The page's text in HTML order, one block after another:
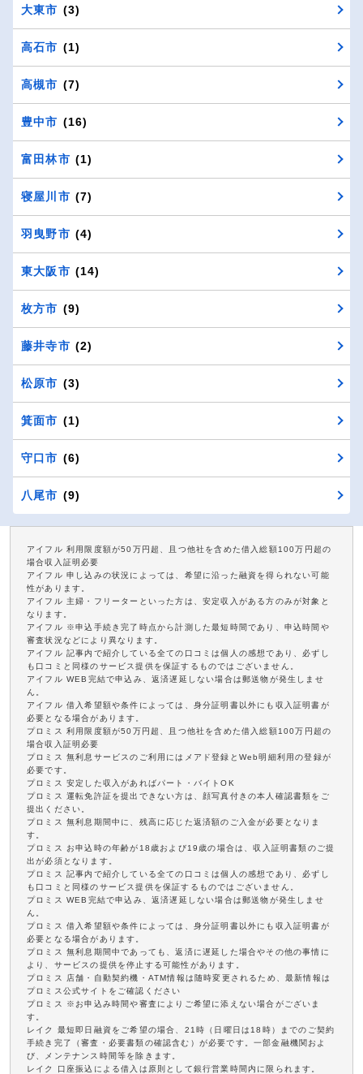
大東市 (3)
高石市 (1)
高槻市 (7)
豊中市 (16)
富田林市 (1)
寝屋川市 (7)
羽曳野市 (4)
東大阪市 (14)
枚方市 (9)
藤井寺市 (2)
松原市 (3)
箕面市 (1)
守口市 (6)
八尾市 (9)
アイフル 利用限度額が50万円超、且つ他社を含めた借入総額100万円超の
場合収入証明必要
アイフル 申し込みの状況によっては、希望に沿った融資を得られない可能
性があります。
アイフル 主婦・フリーターといった方は、安定収入がある方のみが対象と
なります。
アイフル ※申込手続き完了時点から計測した最短時間であり、申込時間や
審査状況などにより異なります。
アイフル 記事内で紹介している全ての口コミは個人の感想であり、必ずし
も口コミと同様のサービス提供を保証するものではございません。
アイフル WEB完結で申込み、返済遅延しない場合は郵送物が発生しませ
ん。
アイフル 借入希望額や条件によっては、身分証明書以外にも収入証明書が
必要となる場合があります。
プロミス 利用限度額が50万円超、且つ他社を含めた借入総額100万円超の
場合収入証明必要
プロミス 無利息サービスのご利用にはメアド登録とWeb明細利用の登録が
必要です。
プロミス 安定した収入があればパート・バイトOK
プロミス 運転免許証を提出できない方は、顔写真付きの本人確認書類をご
提出ください。
プロミス 無利息期間中に、残高に応じた返済額のご入金が必要となりま
す。
プロミス お申込時の年齢が18歳および19歳の場合は、収入証明書類のご提
出が必須となります。
プロミス 記事内で紹介している全ての口コミは個人の感想であり、必ずし
も口コミと同様のサービス提供を保証するものではございません。
プロミス WEB完結で申込み、返済遅延しない場合は郵送物が発生しませ
ん。
プロミス 借入希望額や条件によっては、身分証明書以外にも収入証明書が
必要となる場合があります。
プロミス 無利息期間中であっても、返済に遅延した場合やその他の事情に
より、サービスの提供を停止する可能性があります。
プロミス 店舗・自動契約機・ATM情報は随時変更されるため、最新情報は
プロミス公式サイトをご確認ください
プロミス ※お申込み時間や審査によりご希望に添えない場合がございま
す。
レイク 最短即日融資をご希望の場合、21時（日曜日は18時）までのご契約
手続き完了（審査・必要書類の確認含む）が必要です。一部金融機関およ
び、メンテナンス時間等を除きます。
レイク 口座振込による借入は原則として銀行営業時間内に限られます。